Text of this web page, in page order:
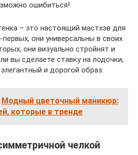
ошибиться!
– это настоящий мастхэв для
они универсальны в своих
они визуально стройнят и
вы сделаете ставку на лодочки,
и дорогой образ.
Модный цветочный маникюр:
которые в тренде
челкой